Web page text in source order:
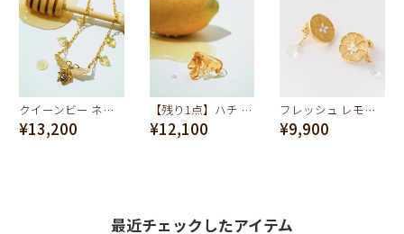
クイーンビー ネックレス
¥13,200
【残り1点】ハチ ト ミツ トロ～リ リング【スペシャルパッケージつき】
¥12,100
フレッシュ レモン ピアス（ペア）
¥9,900
最近チェックしたアイテム